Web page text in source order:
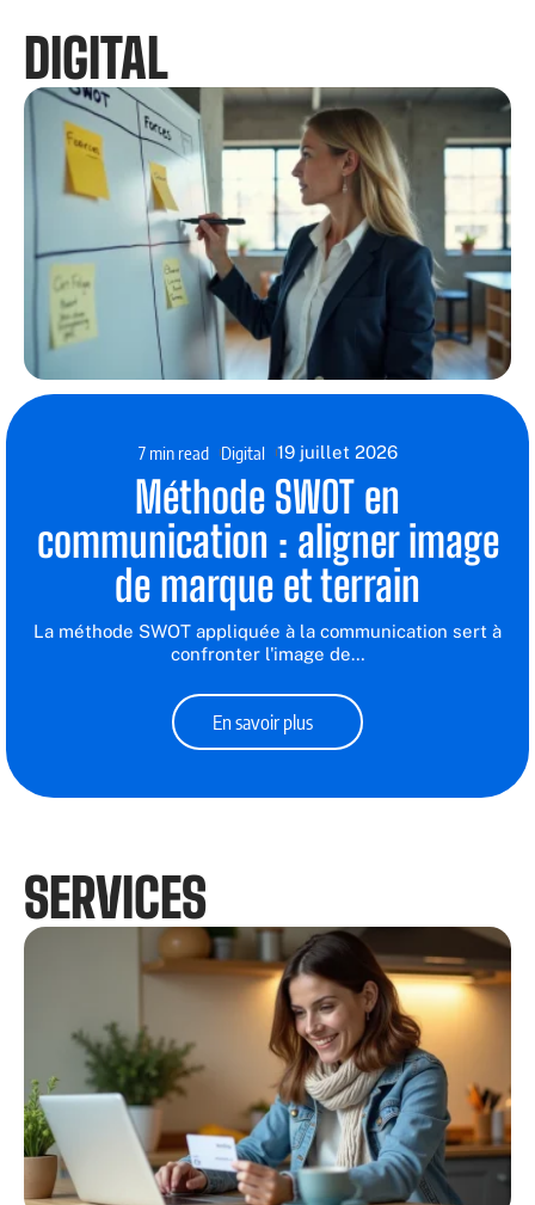
DIGITAL
7 min read Digital 19 juillet 2026
Méthode SWOT en
communication : aligner image
de marque et terrain
La méthode SWOT appliquée à la communication sert à
confronter l'image de…
En savoir plus
SERVICES